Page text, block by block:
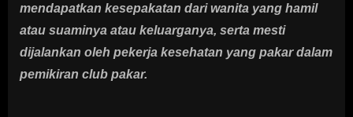
mendapatkan kesepakatan dari wanita yang hamil
atau suaminya atau keluarganya, serta mesti
dijalankan oleh pekerja kesehatan yang pakar dalam
pemikiran club pakar.